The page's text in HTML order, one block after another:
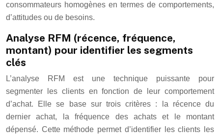
consommateurs homogènes en termes de comportements,
d’attitudes ou de besoins.
Analyse RFM (récence, fréquence,
montant) pour identifier les segments
clés
L’analyse RFM est une technique puissante pour
segmenter les clients en fonction de leur comportement
d’achat. Elle se base sur trois critères : la récence du
dernier achat, la fréquence des achats et le montant
dépensé. Cette méthode permet d’identifier les clients les